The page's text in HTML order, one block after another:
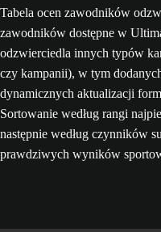
Tabela ocen zawodników
zawodników dostępne w
odzwierciedla innych typów
czy kampanii), w tym
dynamicznych aktualizacji
Sortowanie według rangi
następnie według czynników
prawdziwych wyników